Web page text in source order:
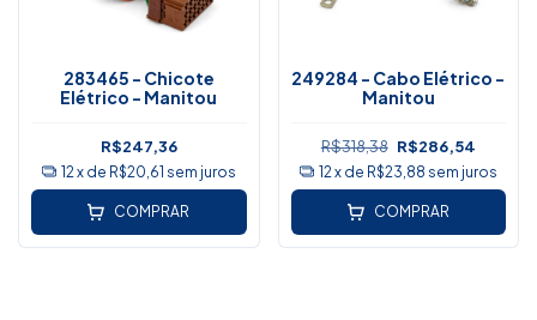
283465 - Chicote
Elétrico - Manitou
R$247,36
12 x de R$20,61 sem juros
COMPRAR
249284 - Cabo Elétrico -
Manitou
R$318,38 R$286,54
12 x de R$23,88 sem juros
COMPRAR